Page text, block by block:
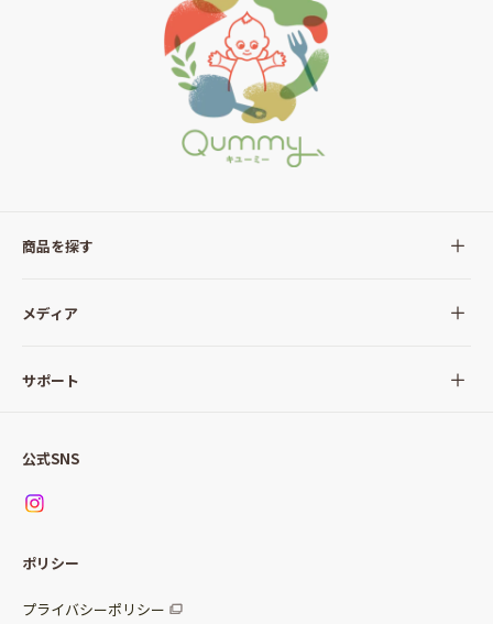
商品を探す
全ての商品
サラダ
パッケージサラダ
惣菜サラダ
調味料
メディア
Qummy(キユーミー)について
サポート
お問い合わせ
公式SNS
ポリシー
プライバシーポリシー